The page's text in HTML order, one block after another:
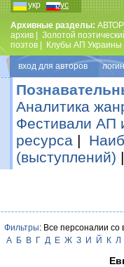
укр рус
Архивные разделы:
архив
Золотой
поэтов
Клубы АП Украины
вход для авторов
Аналитика
Фестивали АП
ресурса |
(выступлений)
Фильтры: Все персоналии со
А
Б В Г Д Е Ж З И Й К Л